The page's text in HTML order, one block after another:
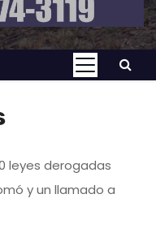
leyes derogadas
y un llamado a